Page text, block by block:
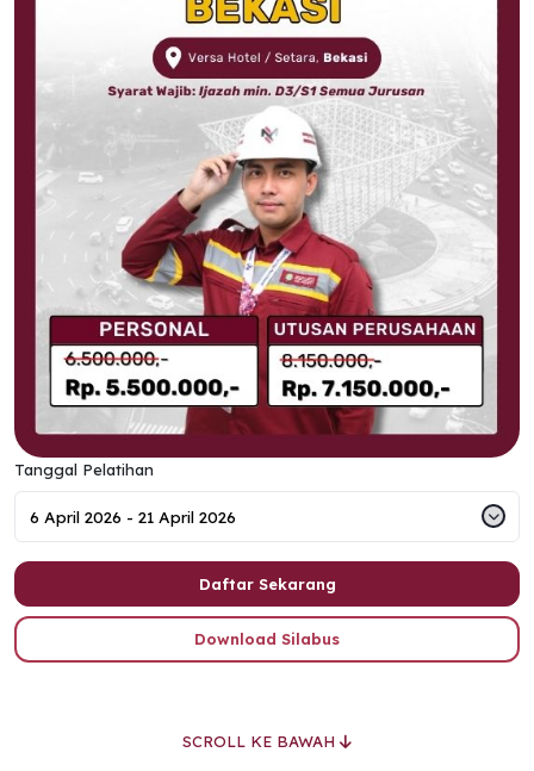
Tanggal Pelatihan
Daftar Sekarang
Download Silabus
SCROLL KE BAWAH